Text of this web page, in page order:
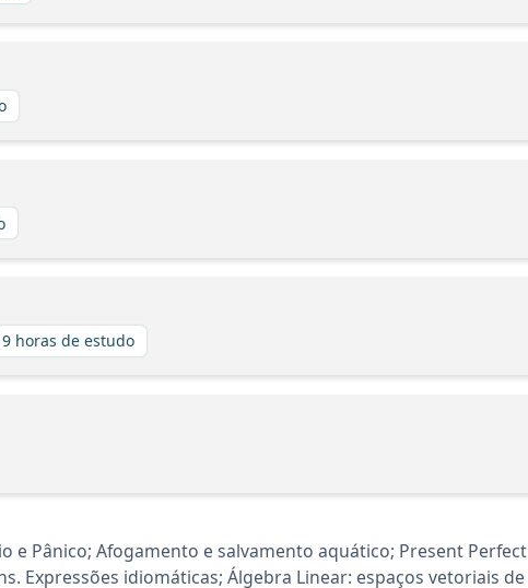
9 horas de estudo
e Pânico; Afogamento e salvamento aquático; Present Perfect
Expressões idiomáticas; Álgebra Linear: espaços vetoriais de